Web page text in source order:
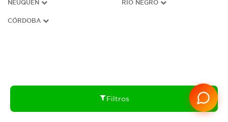
Filtros
NEUQUÉN RÍO NEGRO
CÓRDOBA